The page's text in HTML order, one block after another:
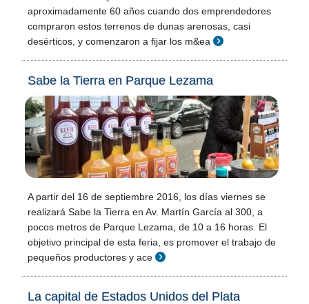
aproximadamente 60 años cuando dos emprendedores
compraron estos terrenos de dunas arenosas, casi
desérticos, y comenzaron a fijar los m&ea
Sabe la Tierra en Parque Lezama
A partir del 16 de septiembre 2016, los días viernes se
realizará Sabe la Tierra en Av. Martín García al 300, a
pocos metros de Parque Lezama, de 10 a 16 horas. El
objetivo principal de esta feria, es promover el trabajo de
pequeños productores y ace
La capital de Estados Unidos del Plata